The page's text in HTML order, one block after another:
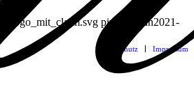
pixel-admin2021-
Datenschutz Impressum